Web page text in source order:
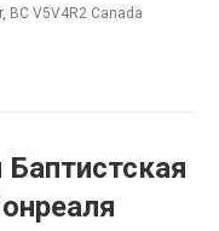
BC V5V4R2 Canada